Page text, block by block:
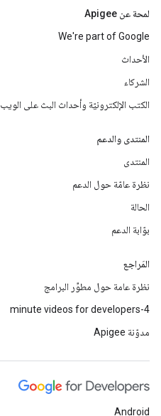
لمحة عن Apigee
We're part of Google
الأحداث
الشركاء
الكتب الإلكترونيّة وأحداث البث على الويب
المنتدى والدعم
المنتدى
نظرة عامّة حول الدعم
الحالة
بوّابة الدعم
المَراجع
نظرة عامة حول مطوِّر البرامج
4-minute videos for developers
مدوّنة Apigee
Android